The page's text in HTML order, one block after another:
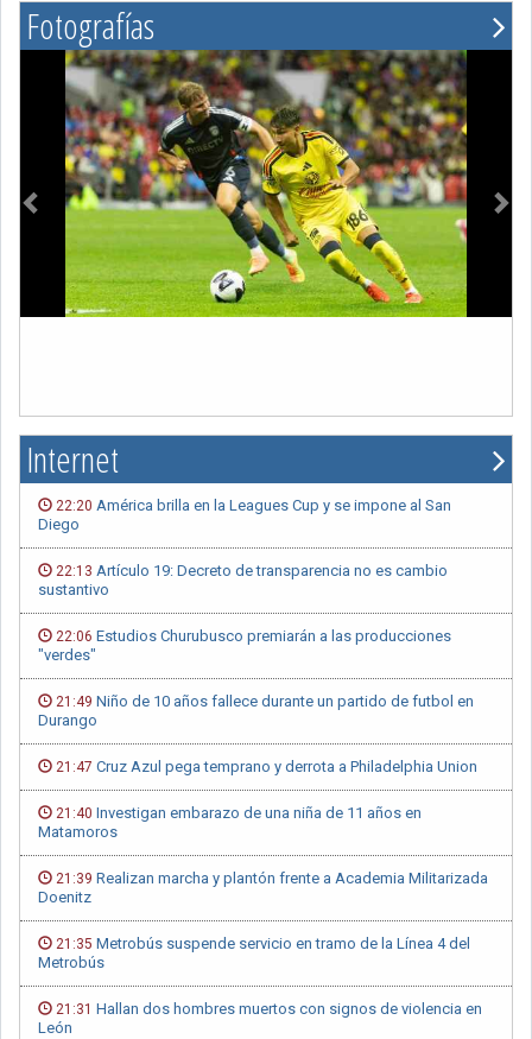
Fotografías
Internet
22:20 América brilla en la Leagues Cup y se impone al San
Diego
22:13 Artículo 19: Decreto de transparencia no es cambio
sustantivo
22:06 Estudios Churubusco premiarán a las producciones
"verdes"
21:49 Niño de 10 años fallece durante un partido de futbol en
Durango
21:47 Cruz Azul pega temprano y derrota a Philadelphia Union
21:40 Investigan embarazo de una niña de 11 años en
Matamoros
21:39 Realizan marcha y plantón frente a Academia Militarizada
Doenitz
21:35 Metrobús suspende servicio en tramo de la Línea 4 del
Metrobús
21:31 Hallan dos hombres muertos con signos de violencia en
León